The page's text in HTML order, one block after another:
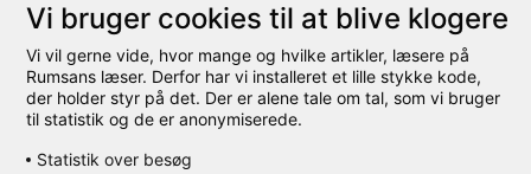
Vi bruger cookies til at blive klogere
Vi vil gerne vide, hvor mange og hvilke artikler, læsere på
Rumsans læser. Derfor har vi installeret et lille stykke kode,
der holder styr på det. Der er alene tale om tal, som vi bruger
til statistik og de er anonymiserede.
Statistik over besøg